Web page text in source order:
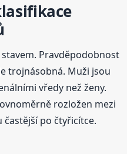
Pravděpodobnost
trojnásobná. Muži jsou
vředy než ženy.
rozložen mezi
častější po čtyřicítce.